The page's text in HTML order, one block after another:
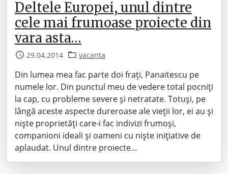
Deltele Europei, unul dintre
cele mai frumoase proiecte din
vara asta…
29.04.2014 vacanta
Din lumea mea fac parte doi frați, Panaitescu pe
numele lor. Din punctul meu de vedere total pocniți
la cap, cu probleme severe și netratate. Totuși, pe
lângă aceste aspecte dureroase ale vieții lor, ei au și
niște proprietăți care-i fac indivizi frumoși,
companioni ideali și oameni cu niște inițiative de
aplaudat. Unul dintre proiecte…